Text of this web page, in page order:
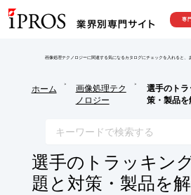
専
画像処理テクノロジーに関連する気になるカタログにチェックを入れると、
ホーム
>
画像処理テク
ノロジー
>
選手のト
策・製品を
選手のトラッキン
題と対策・製品を